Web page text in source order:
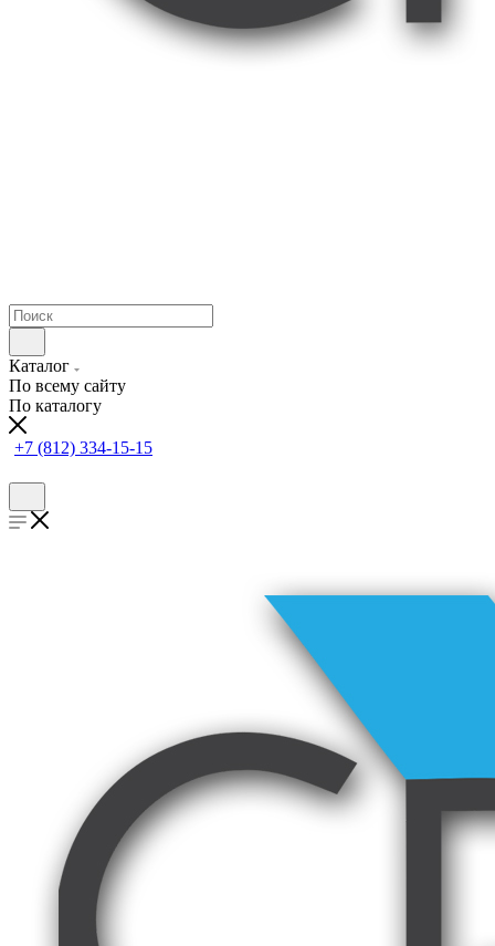
Каталог
По всему сайту
По каталогу
+7 (812) 334-15-15